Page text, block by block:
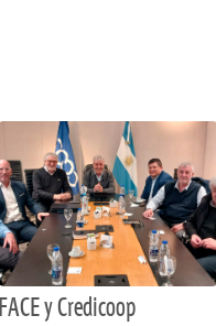
FACE y Credicoop